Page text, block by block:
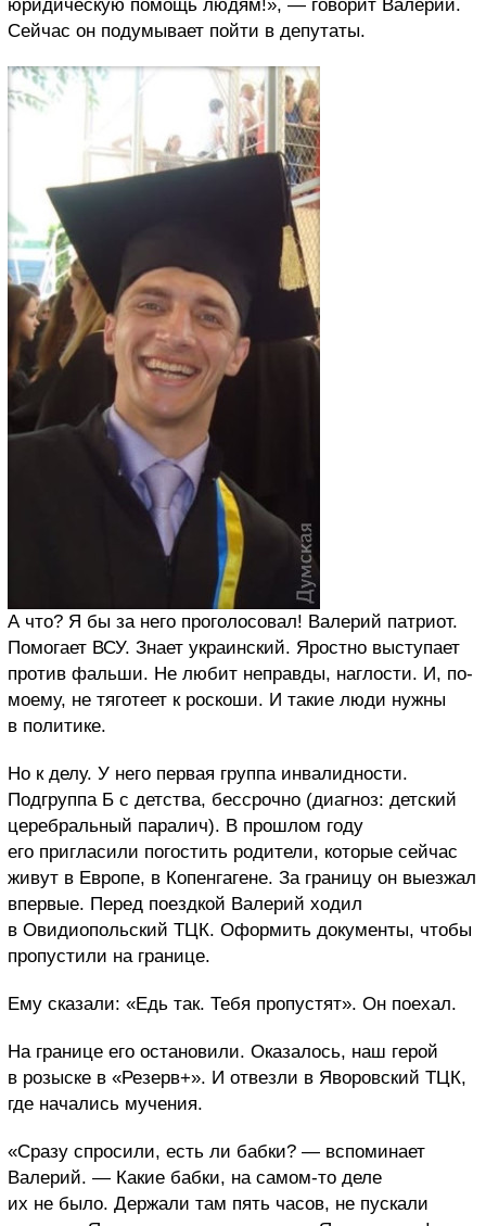
юридическую помощь людям!», — говорит Валерий.
Сейчас он подумывает пойти в депутаты.
А что? Я бы за него проголосовал! Валерий патриот.
Помогает ВСУ. Знает украинский. Яростно выступает
против фальши. Не любит неправды, наглости. И, по-
моему, не тяготеет к роскоши. И такие люди нужны
в политике.
Но к делу. У него первая группа инвалидности.
Подгруппа Б с детства, бессрочно (диагноз: детский
церебральный паралич). В прошлом году
его пригласили погостить родители, которые сейчас
живут в Европе, в Копенгагене. За границу он выезжал
впервые. Перед поездкой Валерий ходил
в Овидиопольский ТЦК. Оформить документы, чтобы
пропустили на границе.
Ему сказали: «Едь так. Тебя пропустят». Он поехал.
На границе его остановили. Оказалось, наш герой
в розыске в «Резерв+». И отвезли в Яворовский ТЦК,
где начались мучения.
«Сразу спросили, есть ли бабки? — вспоминает
Валерий. — Какие бабки, на самом-то деле
их не было. Держали там пять часов, не пускали